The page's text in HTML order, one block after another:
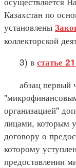
Казахстан по
установлены
коллекторской
3) в статье
абзац первый
организацией"
лицами, которым
договору о
которому
предоставлении